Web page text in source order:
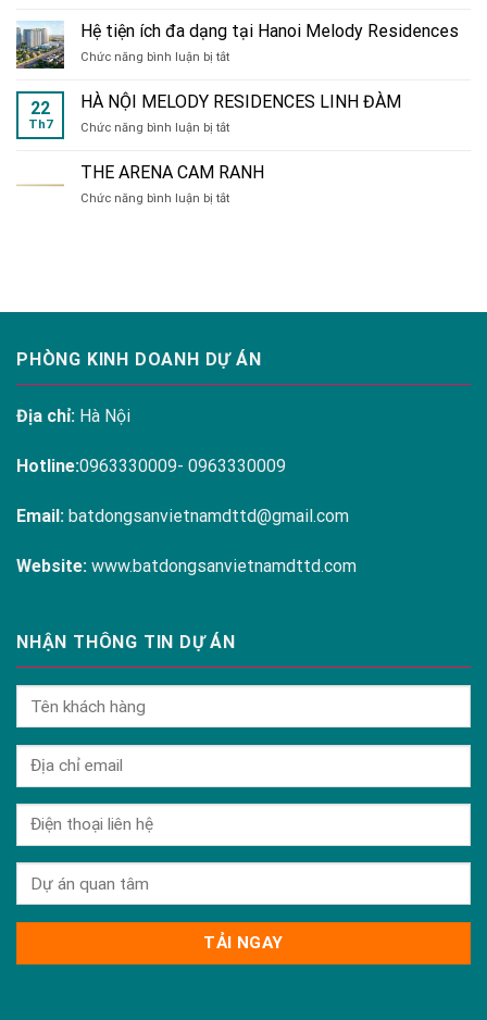
Xiển
ÁN
VLASTA
SẦM
Hệ tiện ích đa dạng tại Hanoi Melody Residences
Chức năng bình luận bị tắtở
tiện
ích
đa
tại
Melody
22
Th7
HÀ NỘI MELODY RESIDENCES LINH ĐÀM
Chức năng bình luận bị tắtở
NỘI
MELODY
RESIDENCES
THE ARENA CAM RANH
Chức năng bình luận bị tắtở
PHÒNG KINH DOANH DỰ ÁN
Địa chỉ: Hà Nội
Hotline:0963330009- 0963330009
Email: batdongsanvietnamdttd@gmail.com
Website: www.batdongsanvietnamdttd.com
NHẬN THÔNG TIN DỰ ÁN